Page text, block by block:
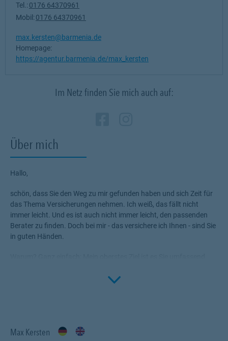
Über mich
Hallo,
schön, dass Sie den Weg zu mir gefunden haben und sich Zeit für
das Thema Versicherungen nehmen. Ich weiß, das fällt nicht
immer leicht. Und es ist auch nicht immer leicht, den passenden
Berater zu finden. Doch bei mir - das versichere ich Ihnen - sind Sie
in guten Händen.
mich stehen Sie mit all Ihren individuellen Bedürfnissen, Wünschen
Click to
Max Kersten
Tel.: 0176 64370961
Mobil: 0176 64370961
max.kersten@barmenia.de
Homepage:
https://agentur.barmenia.de/max_kersten
Im Netz finden Sie mich auch auf: